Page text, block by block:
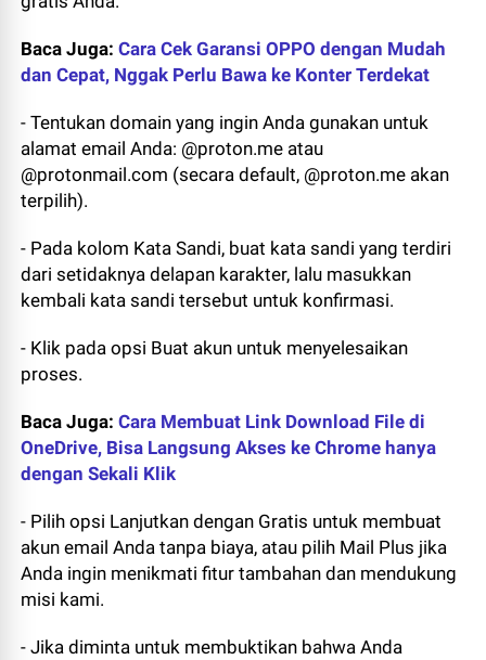
Baca Juga:Cara Cek Garansi OPPO dengan Mudah
dan Cepat, Nggak Perlu Bawa ke Konter Terdekat
- Tentukan domain yang ingin Anda gunakan untuk
alamat email Anda: @proton.me atau
@protonmail.com (secara default, @proton.me akan
terpilih).
- Pada kolom Kata Sandi, buat kata sandi yang terdiri
dari setidaknya delapan karakter, lalu masukkan
kembali kata sandi tersebut untuk konfirmasi.
- Klik pada opsi Buat akun untuk menyelesaikan
proses.
Baca Juga:Cara Membuat Link Download File di
OneDrive, Bisa Langsung Akses ke Chrome hanya
dengan Sekali Klik
- Pilih opsi Lanjutkan dengan Gratis untuk membuat
akun email Anda tanpa biaya, atau pilih Mail Plus jika
Anda ingin menikmati fitur tambahan dan mendukung
misi kami.
- Jika diminta untuk membuktikan bahwa Anda